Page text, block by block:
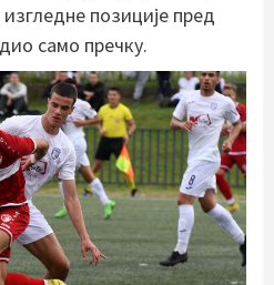
позиције пред
само пречку.